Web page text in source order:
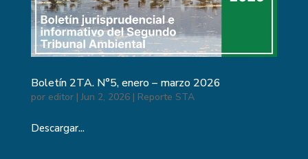
Boletín 2TA. N°5, enero – marzo 2026
por editor|Jun 2, 2026| Reporte STA
Descargar...